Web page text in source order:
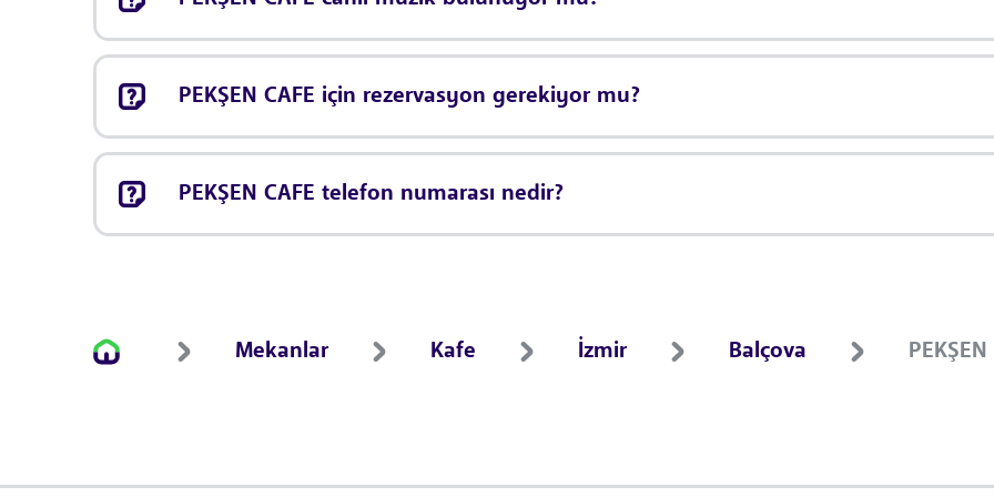
PEKŞEN CAFE için rezervasyon gerekiyor mu?
PEKŞEN CAFE telefon numarası nedir?
Mekanlar Kafe İzmir Balçova